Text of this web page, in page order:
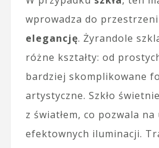
wprowadza do przestrzeni
elegancję. Żyrandole
różne kształty: od
bardziej skomplikowane
artystyczne. Szkło
z światłem, co pozwala na
efektownych iluminacji.